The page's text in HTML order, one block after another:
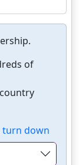
of
turn down